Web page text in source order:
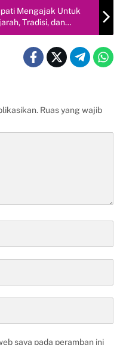
Mengajak Untuk
Tradisi, dan
Ruas yang wajib
saya pada peramban ini